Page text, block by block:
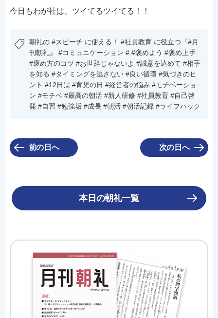
今日もわが社は、ツイてるツイてる！！
朝礼の #スピーチ に使える！ #社員教育 に役立つ『#月
刊朝礼』 #コミュニケーション # #褒めよう #褒め上手
#褒め方のコツ #お世辞じゃないよ #誠意を込めて #相手
を知る #タイミングを逃さない #良い循環 #気づきのヒ
ント #12日は #育児の日 #経営者の悩み #モチベーショ
ン #モチベ #最高の朝活 #新人研修 #社員教育 #自己啓
発 #自習 #勉強垢 #成長 #朝活 #朝活記録 #ライフハック
前の日へ 次の日へ
本日の朝礼一覧